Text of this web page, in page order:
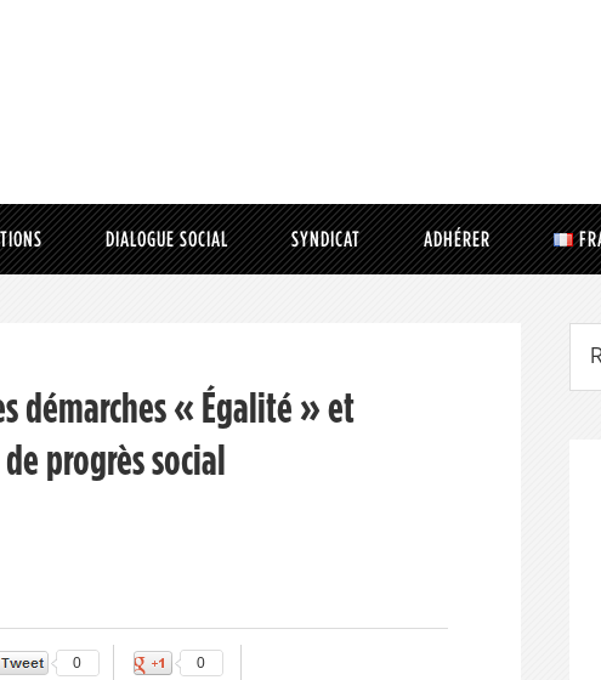
DIALOGUE SOCIAL SYNDICAT ADHÉRER
démarches « Égalité » et
progrès social
0 0